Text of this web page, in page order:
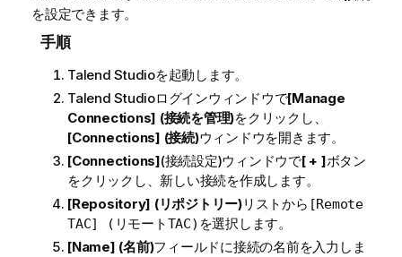
を設定できます。
手順
Talend Studioを起動します。
Talend Studioログインウィンドウで[Manage
Connections] (接続を管理)をクリックし、
[Connections] (接続)ウィンドウを開きます。
[Connections](接続設定)ウィンドウで[ + ]ボタン
をクリックし、新しい接続を作成します。
[Repository] (リポジトリー)リストから [Remote
TAC] (リモートTAC) を選択します。
[Name] (名前)フィールドに接続の名前を入力しま